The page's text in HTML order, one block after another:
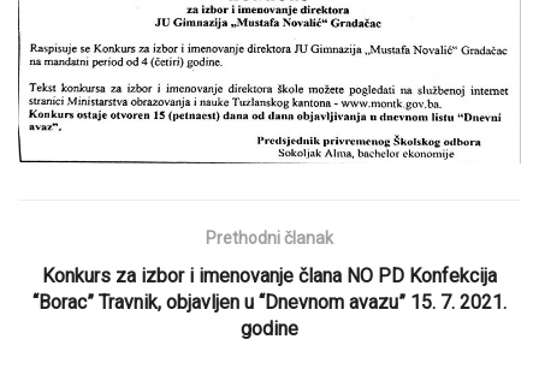
Prethodni članak
Konkurs za izbor i imenovanje člana NO PD Konfekcija
“Borac” Travnik, objavljen u “Dnevnom avazu” 15. 7. 2021.
godine